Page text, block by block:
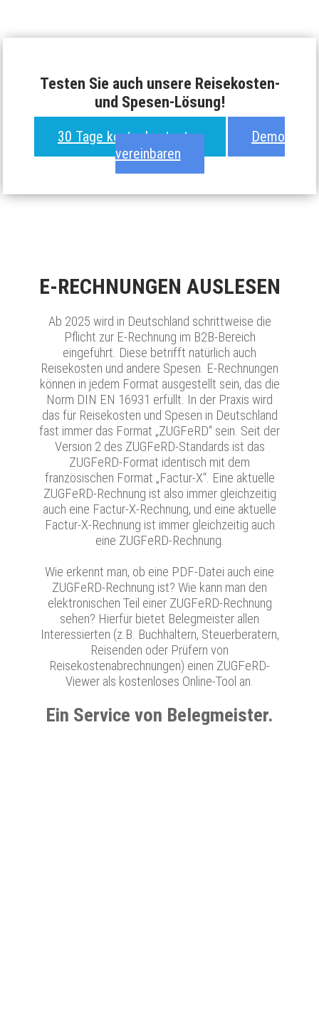
Testen Sie auch unsere Reisekosten-
und Spesen-Lösung!
30 Tage kostenlos testen
Demo
vereinbaren
E-RECHNUNGEN AUSLESEN
Ab 2025 wird in Deutschland schrittweise die
Pflicht zur E-Rechnung im B2B-Bereich
eingeführt. Diese betrifft natürlich auch
Reisekosten und andere Spesen. E-Rechnungen
können in jedem Format ausgestellt sein, das die
Norm DIN EN 16931 erfüllt. In der Praxis wird
das für Reisekosten und Spesen in Deutschland
fast immer das Format „ZUGFeRD“ sein. Seit der
Version 2 des ZUGFeRD-Standards ist das
ZUGFeRD-Format identisch mit dem
französischen Format „Factur-X“. Eine aktuelle
ZUGFeRD-Rechnung ist also immer gleichzeitig
auch eine Factur-X-Rechnung, und eine aktuelle
Factur-X-Rechnung ist immer gleichzeitig auch
eine ZUGFeRD-Rechnung.
Wie erkennt man, ob eine PDF-Datei auch eine
ZUGFeRD-Rechnung ist? Wie kann man den
elektronischen Teil einer ZUGFeRD-Rechnung
sehen? Hierfür bietet Belegmeister allen
Interessierten (z.B. Buchhaltern, Steuerberatern,
Reisenden oder Prüfern von
Reisekostenabrechnungen) einen ZUGFeRD-
Viewer als kostenloses Online-Tool an.
Ein Service von Belegmeister.